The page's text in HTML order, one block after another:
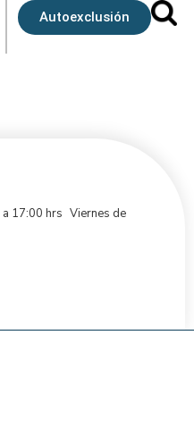
Autoexclusión
a 17:00 hrs Viernes de